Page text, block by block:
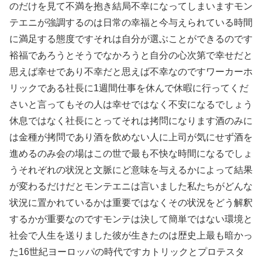
のだけを見て不満を抱き結局不幸になってしまいますモン
テエニが強調するのは日常の幸福と今与えられている時間
に満足する態度ですそれは自分が選ぶことができるのです
裕福であろうとそうでなかろうと自分の心次第で幸せだと
思えば幸せであり不幸だと思えば不幸なのですワーカーホ
リックである社長に1週間仕事を休んで休暇に行ってくだ
さいと言ってもその人は幸せではなく不安になるでしょう
休息ではなく社長にとってそれは拷問になります酒のみに
は金種が拷問であり酒を飲めない人に上司が気にせず酒を
進めるのみ会の場はこの世で最も不快な時間になるでしょ
うそれぞれの状況と文脈にど意味を与えるかによって結果
が変わるだけだとモンテエニは言いました私たちがどんな
状況に置かれているかは重要ではなくその状況をどう解釈
するかが重要なのですモンテは決して簡単ではない環境と
社会で人生を送りました彼が生きたのは歴史上最も暗かっ
た16世紀ヨーロッパの時代ですカトリックとプロテスタ